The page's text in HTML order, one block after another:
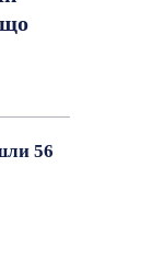
що
56